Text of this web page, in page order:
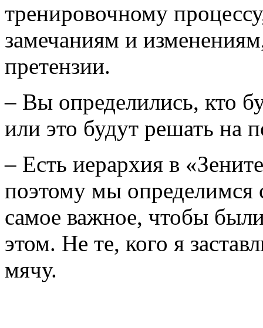
тренировочному
замечаниям и
претензии.
– Вы определились, кто
или это будут решать на
– Есть иерархия в
поэтому мы определимся
самое важное, чтобы
этом. Не те, кого я
мячу.